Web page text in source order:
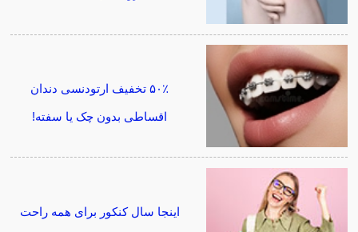
۵۰٪ تخفیف ارتودنسی دندان
اقساطی بدون چک یا سفته!
اینجا سال کنکور برای همه راحت